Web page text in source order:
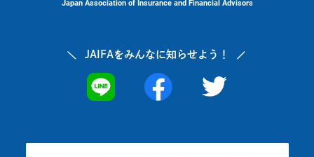
Japan Association of Insurance and Financial Advisors
JAIFAをみんなに知らせよう！